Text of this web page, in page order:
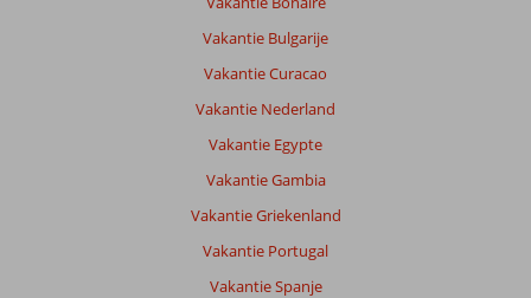
Vakantie Bulgarije
Vakantie Curacao
Vakantie Nederland
Vakantie Egypte
Vakantie Gambia
Vakantie Griekenland
Vakantie Portugal
Vakantie Spanje